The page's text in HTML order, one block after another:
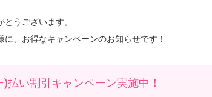
うございます。
、お得なキャンペーンのお知らせです！
払い割引キャンペーン実施中！